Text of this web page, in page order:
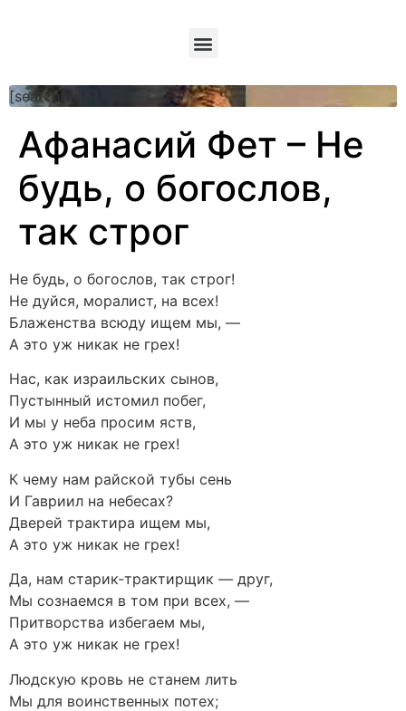
[searchform]
Афанасий Фет – Не
будь, о богослов,
так строг
Не будь, о богослов, так строг!
Не дуйся, моралист, на всех!
Блаженства всюду ищем мы, —
А это уж никак не грех!
Нас, как израильских сынов,
Пустынный истомил побег,
И мы у неба просим яств,
А это уж никак не грех!
К чему нам райской тубы сень
И Гавриил на небесах?
Дверей трактира ищем мы,
А это уж никак не грех!
Да, нам старик-трактирщик — друг,
Мы сознаемся в том при всех, —
Притворства избегаем мы,
А это уж никак не грех!
Людскую кровь не станем лить
Мы для воинственных потех;